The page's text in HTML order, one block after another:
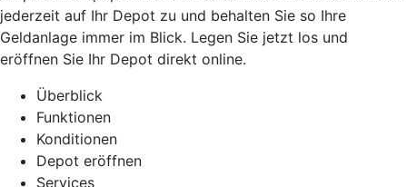
jederzeit auf Ihr Depot zu und behalten Sie so Ihre
Geldanlage immer im Blick. Legen Sie jetzt los und
eröffnen Sie Ihr Depot direkt online.
Überblick
Funktionen
Konditionen
Depot eröffnen
Services